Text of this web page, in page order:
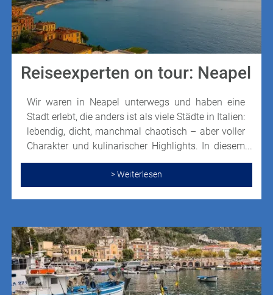
Reiseexperten on tour: Neapel
Wir waren in Neapel unterwegs und haben eine
Stadt erlebt, die anders ist als viele Städte in Italien:
lebendig, dicht, manchmal chaotisch – aber voller
Charakter und kulinarischer Highlights. In diesem
Beitrag teilen wir unsere Eindrücke,
Beobachtungen und praktische Tipps für alle, die
Neapel entdecken möchten.
> Weiterlesen